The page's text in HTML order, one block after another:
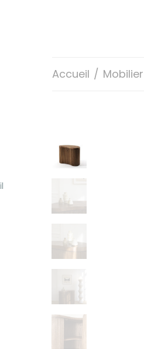
Accueil / Mobilier